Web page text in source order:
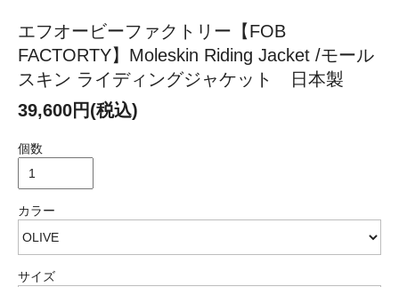
エフオービーファクトリー【FOB
FACTORTY】Moleskin Riding Jacket /モール
スキン ライディングジャケット 日本製
39,600円(税込)
個数
カラー
サイズ